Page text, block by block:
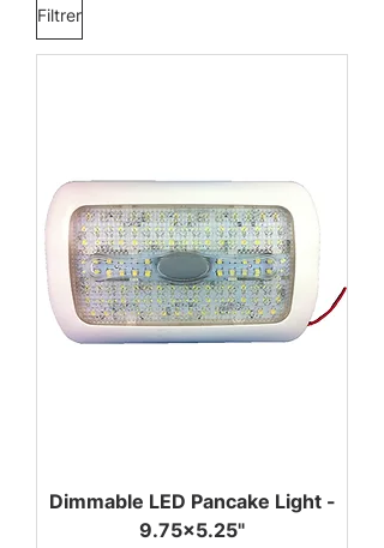
Filtrer
Dimmable LED Pancake Light -
9.75x5.25"